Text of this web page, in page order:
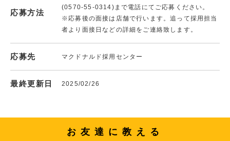
応募方法
(0570-55-0314)まで電話にてご応募ください。
※応募後の面接は店舗で行います。追って採用担当
者より面接日などの詳細をご連絡致します。
応募先 マクドナルド採用センター
最終更新日 2025/02/26
お友達に教える